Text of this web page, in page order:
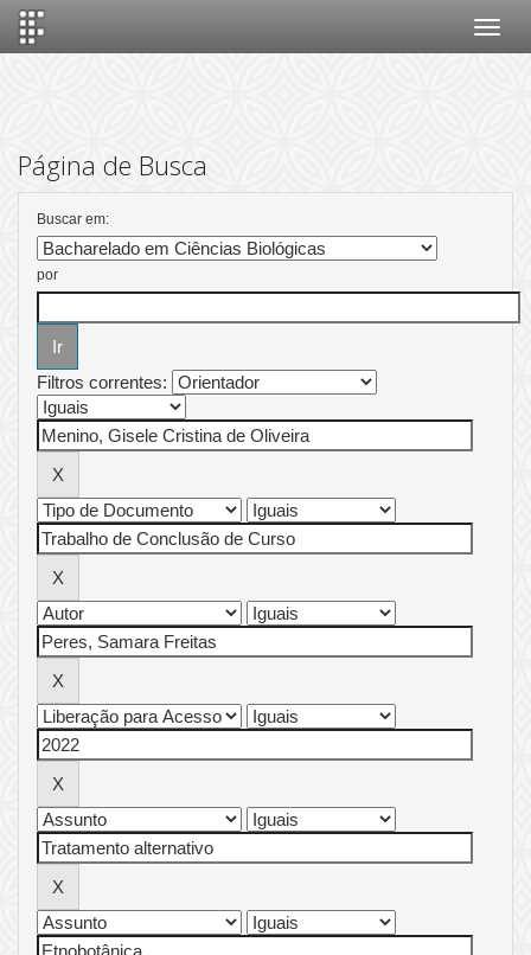
Página de Busca
Buscar em:
por
Filtros correntes: